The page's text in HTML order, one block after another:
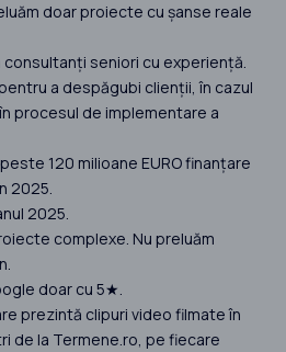
doar proiecte cu șanse reale
consultanți seniori cu experiență.
pentru a despăgubi clienții, în cazul
procesul de implementare a
120 milioane EURO finanțare
2025.
2025.
complexe. Nu preluăm
doar cu 5★.
prezintă clipuri video filmate în
de la Termene.ro, pe fiecare